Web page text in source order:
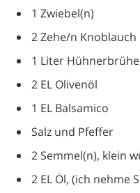
1 Zwiebel(n)
2 Zehe/n Knoblauch
1 Liter
2 EL Olivenöl
1 EL Balsamico
Salz und Pfeffer
2 Semmel(n), klein
2 EL Öl, (ich nehme